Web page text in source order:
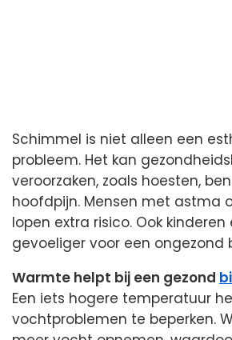
Schimmel is niet alleen een
probleem. Het kan
veroorzaken, zoals hoesten,
hoofdpijn. Mensen met astma
lopen extra risico. Ook
gevoeliger voor een ongezond
Warmte helpt bij een gezond
Een iets hogere temperatuur
vochtproblemen te beperken.